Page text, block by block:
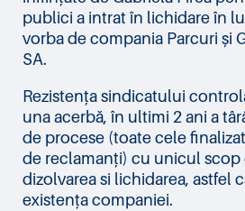
publici a intrat în lichidare în
vorba de compania Parcuri și
SA.
Rezistența sindicatului
una acerbă, în ultimi 2 ani a
de procese (toate cele
de reclamanți) cu unicul scop
dizolvarea si lichidarea, astfel
existența companiei.